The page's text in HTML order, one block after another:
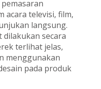
acara televisi, film,
langsung.
secara
terlihat jelas,
menggunakan
pada produk